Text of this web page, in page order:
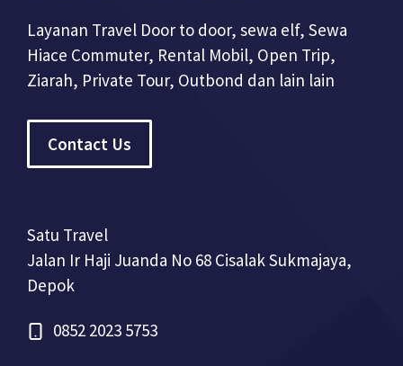
Layanan Travel Door to door, sewa elf, Sewa
Hiace Commuter, Rental Mobil, Open Trip,
Ziarah, Private Tour, Outbond dan lain lain
Contact Us
Satu Travel
Jalan Ir Haji Juanda No 68 Cisalak Sukmajaya,
Depok
0852 2023 5753